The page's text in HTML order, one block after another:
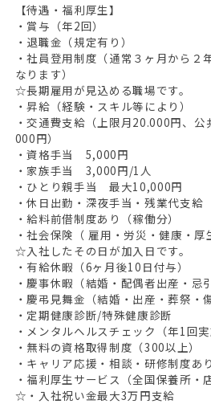
【待遇・福利厚生】
・賞与（年2回）
・退職金（規定有り）
・社員登用制度（通常３ヶ月から２
なります）
☆長期雇用が見込める職場です。
・昇給（経験・スキル等により）
・交通費支給（上限月20.000円、
000円）
・資格手当 5,000円
・家族手当 3,000円/1人
・ひとり親手当 最大10,000円
・休日出勤・深夜手当・残業代支給
・給料前借制度あり（稼働分）
・社会保険（ 雇用・労災・健康・厚
☆入社したその日が加入日です。
・有給休暇（6ヶ月後10日付与）
・慶事休暇（結婚・配偶者出産・忌
・慶弔見舞金（結婚・出産・葬祭・
・定期健康診断/特殊健康診断
・メンタルヘルスチェック（年1回実
・無料の資格取得制度（300以上）
・キャリア応援・相談・研修制度あり
・福利厚生サービス（全国保養所・
☆・入社祝い金最大3万円支給